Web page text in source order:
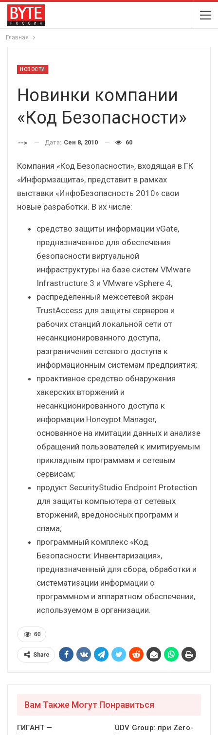
Главная
НОВОСТИ
Новинки компании
«Код Безопасности»
--> Дата: Сен 8, 2010 60
Компания «Код Безопасности», входящая в ГК
«Информзащита», представит в рамках
выставки «ИнфоБезопасность 2010» свои
новые разработки. В их числе:
средство защиты информации vGate,
предназначенное для обеспечения
безопасности виртуальной
инфраструктуры на базе систем VMware
Infrastructure 3 и VMware vSphere 4;
распределенный межсетевой экран
TrustAccess для защиты серверов и
рабочих станций локальной сети от
несанкционированного доступа,
разграничения сетевого доступа к
информационным системам предприятия;
проактивное средство обнаружения
хакерских вторжений и
несанкционированного доступа к
информации Honeypot Manager,
основанное на имитации данных и анализе
обращений пользователей к имитируемым
прикладным программам и сетевым
сервисам;
продукт SecurityStudio Endpoint Protection
для защиты компьютера от сетевых
вторжений, вредоносных программ и
спама;
программный комплекс «Код
Безопасности: Инвентаризация»,
предназначенный для сбора, обработки и
систематизации информации о
программном и аппаратном обеспечении,
используемом в организации.
60
Share
Вам Также Могут Понравиться
ГИГАНТ —
UDV Group: при Zero-